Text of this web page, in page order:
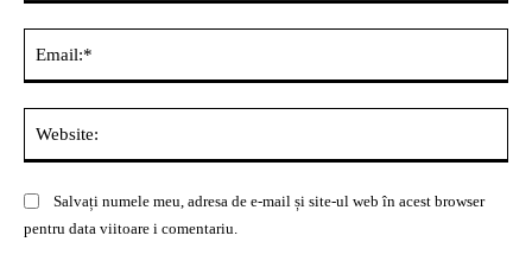
Salvați numele meu, adresa de e-mail și site-ul web în acest browser
pentru data viitoare i comentariu.